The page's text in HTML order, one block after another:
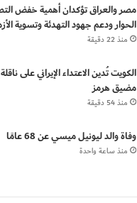
مصر والعراق تؤكدان أهمية خفض
الحوار ودعم جهود التهدئة وتسوية
منذ 22 دقيقة
الكويت تُدين الاعتداء الإيراني على
مضيق هرمز
منذ 54 دقيقة
وفاة والد ليونيل ميسي عن 68 عامًا
منذ ساعة واحدة